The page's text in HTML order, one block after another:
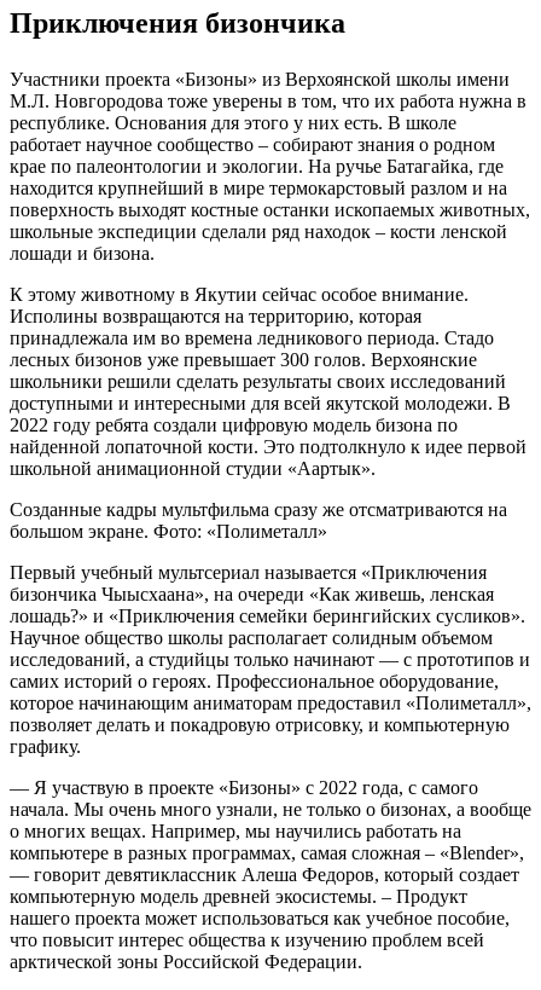
Приключения бизончика
Участники проекта «Бизоны» из Верхоянской школы имени
М.Л. Новгородова тоже уверены в том, что их работа нужна в
республике. Основания для этого у них есть. В школе
работает научное сообщество – собирают знания о родном
крае по палеонтологии и экологии. На ручье Батагайка, где
находится крупнейший в мире термокарстовый разлом и на
поверхность выходят костные останки ископаемых животных,
школьные экспедиции сделали ряд находок – кости ленской
лошади и бизона.
К этому животному в Якутии сейчас особое внимание.
Исполины возвращаются на территорию, которая
принадлежала им во времена ледникового периода. Стадо
лесных бизонов уже превышает 300 голов. Верхоянские
школьники решили сделать результаты своих исследований
доступными и интересными для всей якутской молодежи. В
2022 году ребята создали цифровую модель бизона по
найденной лопаточной кости. Это подтолкнуло к идее первой
школьной анимационной студии «Аартык».
Созданные кадры мультфильма сразу же отсматриваются на
большом экране. Фото: «Полиметалл»
Первый учебный мультсериал называется «Приключения
бизончика Чыысхаана», на очереди «Как живешь, ленская
лошадь?» и «Приключения семейки берингийских сусликов».
Научное общество школы располагает солидным объемом
исследований, а студийцы только начинают — с прототипов и
самих историй о героях. Профессиональное оборудование,
которое начинающим аниматорам предоставил «Полиметалл»,
позволяет делать и покадровую отрисовку, и компьютерную
графику.
— Я участвую в проекте «Бизоны» с 2022 года, с самого
начала. Мы очень много узнали, не только о бизонах, а вообще
о многих вещах. Например, мы научились работать на
компьютере в разных программах, самая сложная – «Blender»,
— говорит девятиклассник Алеша Федоров, который создает
компьютерную модель древней экосистемы. – Продукт
нашего проекта может использоваться как учебное пособие,
что повысит интерес общества к изучению проблем всей
арктической зоны Российской Федерации.